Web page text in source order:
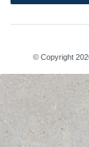
© Copyright